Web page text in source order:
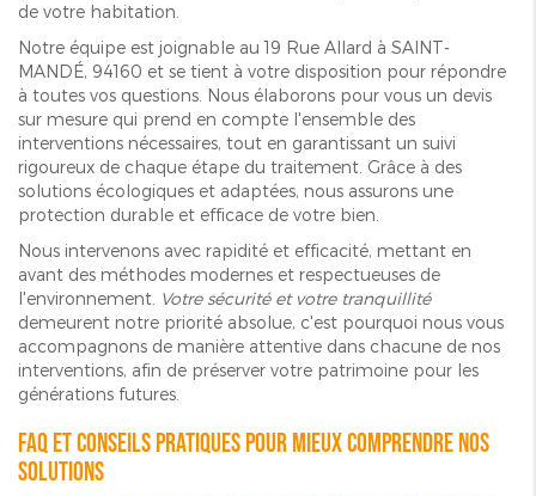
de votre habitation.
Notre équipe est joignable au 19 Rue Allard à SAINT-
MANDÉ, 94160 et se tient à votre disposition pour répondre
à toutes vos questions. Nous élaborons pour vous un devis
sur mesure qui prend en compte l'ensemble des
interventions nécessaires, tout en garantissant un suivi
rigoureux de chaque étape du traitement. Grâce à des
solutions écologiques et adaptées, nous assurons une
protection durable et efficace de votre bien.
Nous intervenons avec rapidité et efficacité, mettant en
avant des méthodes modernes et respectueuses de
l'environnement. Votre sécurité et votre tranquillité
demeurent notre priorité absolue, c'est pourquoi nous vous
accompagnons de manière attentive dans chacune de nos
interventions, afin de préserver votre patrimoine pour les
générations futures.
FAQ et conseils pratiques pour mieux comprendre nos
solutions